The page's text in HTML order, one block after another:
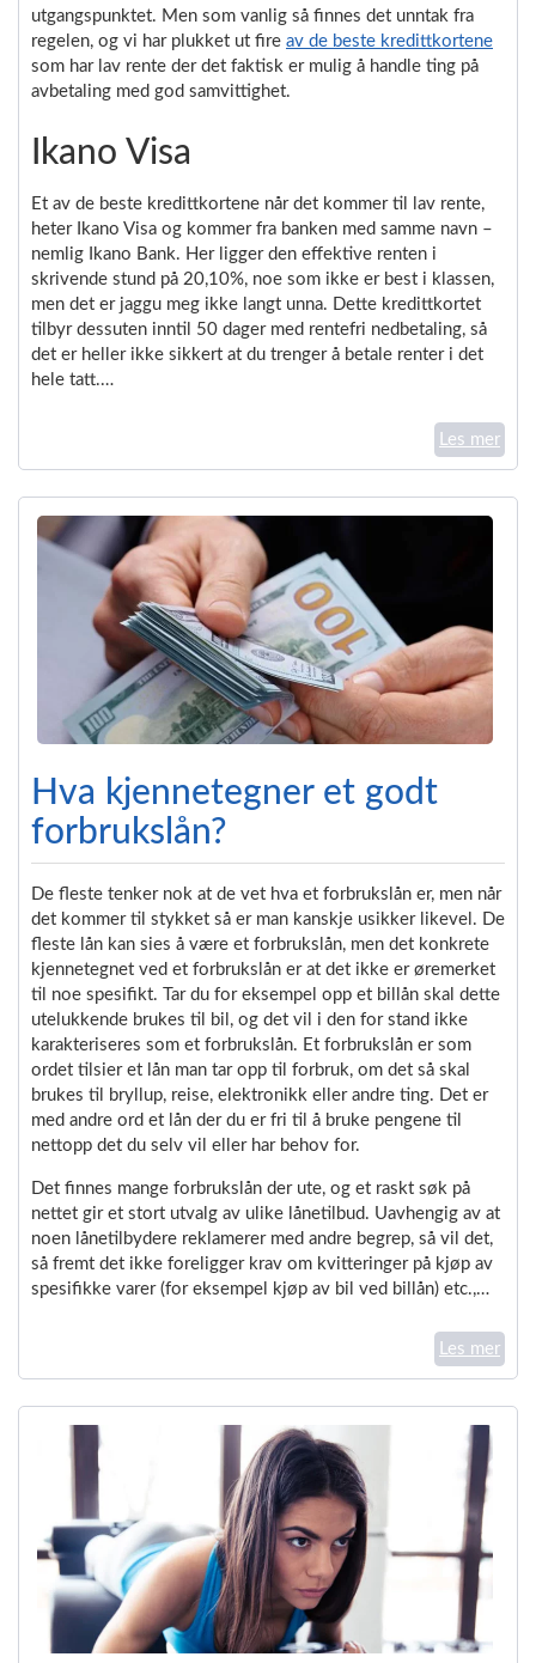
utgangspunktet. Men som vanlig så finnes det unntak fra
regelen, og vi har plukket ut fire av de beste kredittkortene
som har lav rente der det faktisk er mulig å handle ting på
avbetaling med god samvittighet.
Ikano Visa
Et av de beste kredittkortene når det kommer til lav rente,
heter Ikano Visa og kommer fra banken med samme navn –
nemlig Ikano Bank. Her ligger den effektive renten i
skrivende stund på 20,10%, noe som ikke er best i klassen,
men det er jaggu meg ikke langt unna. Dette kredittkortet
tilbyr dessuten inntil 50 dager med rentefri nedbetaling, så
det er heller ikke sikkert at du trenger å betale renter i det
hele tatt.…
Les mer
Hva kjennetegner et godt
forbrukslån?
De fleste tenker nok at de vet hva et forbrukslån er, men når
det kommer til stykket så er man kanskje usikker likevel. De
fleste lån kan sies å være et forbrukslån, men det konkrete
kjennetegnet ved et forbrukslån er at det ikke er øremerket
til noe spesifikt. Tar du for eksempel opp et billån skal dette
utelukkende brukes til bil, og det vil i den for stand ikke
karakteriseres som et forbrukslån. Et forbrukslån er som
ordet tilsier et lån man tar opp til forbruk, om det så skal
brukes til bryllup, reise, elektronikk eller andre ting. Det er
med andre ord et lån der du er fri til å bruke pengene til
nettopp det du selv vil eller har behov for.
Det finnes mange forbrukslån der ute, og et raskt søk på
nettet gir et stort utvalg av ulike lånetilbud. Uavhengig av at
noen lånetilbydere reklamerer med andre begrep, så vil det,
så fremt det ikke foreligger krav om kvitteringer på kjøp av
spesifikke varer (for eksempel kjøp av bil ved billån) etc.,…
Les mer